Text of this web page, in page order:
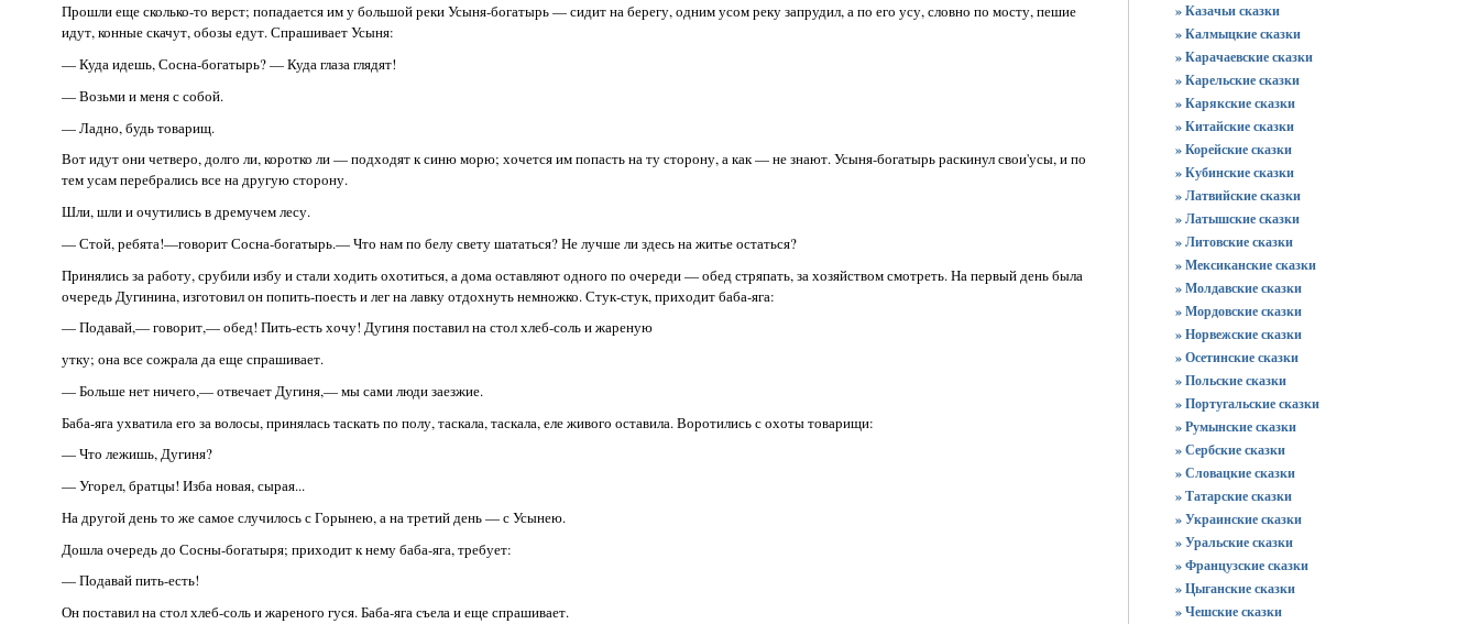
Прошли еще сколько-то верст; попадается им у большой реки Усыня-богатырь — сидит на берегу, одним усом реку запрудил, а по его усу, словно по мосту, пешие
идут, конные скачут, обозы едут. Спрашивает Усыня:
— Куда идешь, Сосна-богатырь? — Куда глаза глядят!
— Возьми и меня с собой.
— Ладно, будь товарищ.
Вот идут они четверо, долго ли, коротко ли — подходят к синю морю; хочется им попасть на ту сторону, а как — не знают. Усыня-богатырь раскинул свои'усы, и по
тем усам перебрались все на другую сторону.
Шли, шли и очутились в дремучем лесу.
— Стой, ребята!—говорит Сосна-богатырь.— Что нам по белу свету шататься? Не лучше ли здесь на житье остаться?
Принялись за работу, срубили избу и стали ходить охотиться, а дома оставляют одного по очереди — обед стряпать, за хозяйством смотреть. На первый день была
очередь Дугинина, изготовил он попить-поесть и лег на лавку отдохнуть немножко. Стук-стук, приходит баба-яга:
— Подавай,— говорит,— обед! Пить-есть хочу! Дугиня поставил на стол хлеб-соль и жареную
утку; она все сожрала да еще спрашивает.
— Больше нет ничего,— отвечает Дугиня,— мы сами люди заезжие.
Баба-яга ухватила его за волосы, принялась таскать по полу, таскала, таскала, еле живого оставила. Воротились с охоты товарищи:
— Что лежишь, Дугиня?
— Угорел, братцы! Изба новая, сырая...
На другой день то же самое случилось с Горынею, а на третий день — с Усынею.
Дошла очередь до Сосны-богатыря; приходит к нему баба-яга, требует:
— Подавай пить-есть!
Он поставил на стол хлеб-соль и жареного гуся. Баба-яга съела и еще спрашивает.
» Казачьи сказки
» Калмыцкие сказки
» Карачаевские сказки
» Карельские сказки
» Карякские сказки
» Китайские сказки
» Корейские сказки
» Кубинские сказки
» Латвийские сказки
» Латышские сказки
» Литовские сказки
» Мексиканские сказки
» Молдавские сказки
» Мордовские сказки
» Норвежские сказки
» Осетинские сказки
» Польские сказки
» Португальские сказки
» Румынские сказки
» Сербские сказки
» Словацкие сказки
» Татарские сказки
» Украинские сказки
» Уральские сказки
» Французские сказки
» Цыганские сказки
» Чешские сказки